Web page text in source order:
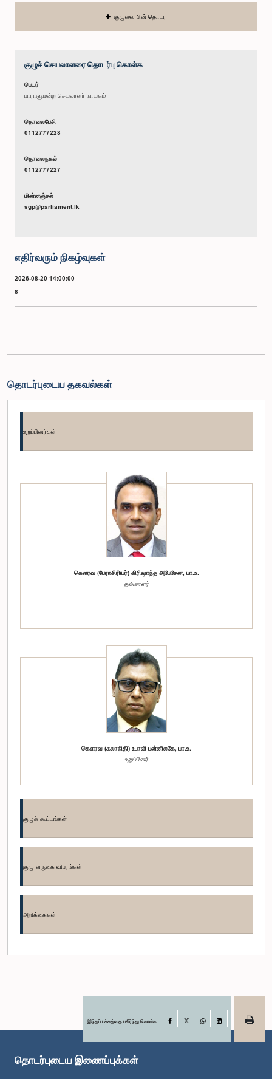
குழுவை பின் தொடர
குழுச் செயலாளரை தொடர்பு கொள்க
பெயர்
பாராளுமன்ற செயலாளர் நாயகம்
தொலைபேசி
0112777228
தொலைநகல்
0112777227
மின்னஞ்சல்
sgp@parliament.lk
எதிர்வரும் நிகழ்வுகள்
2026-08-20 14:00:00
8
தொடர்புடைய தகவல்கள்
உறுப்பினர்கள்
கௌரவ (பேராசிரியர்) கிரிஷாந்த அபேசேன, பா.உ.
தவிசாளர்
கௌரவ (கலாநிதி) உபாலி பன்னிலகே, பா.உ.
உறுப்பினர்
குழுக் கூட்டங்கள்
குழு வருகை விபரங்கள்
அறிக்கைகள்
இந்தப் பக்கத்தை பகிர்ந்து கொள்க Facebook
LinkedIn
தொடர்புடைய இணைப்புக்கள்